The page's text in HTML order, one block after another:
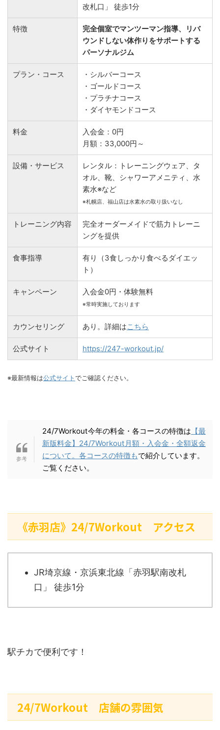
改札口」 徒歩1分
特徴
完全個室でマンツーマン指導、リバ
ウンドしない体作りをサポートする
パーソナルジム
プラン・コース
・シルバーコース
・ゴールドコース
・プラチナコース
・ダイヤモンドコース
料金
入会金：0円
月額：33,000円～
設備・サービス
レンタル：トレーニングウェア、タ
オル、靴、シャワーアメニティ、水
素水※など
※札幌店、福山店は水素水の取り扱いなし
トレーニング内容
完全オーダーメイドで筋力トレーニ
ングを提供
食事指導
有り（3食しっかり食べるダイエッ
ト）
キャンペーン 入会金0円・体験無料
※常時実施しております
カウンセリング あり。詳細はこちら
公式サイト https://247-workout.jp/
※最新情報は公式サイト でご確認ください。
24/7Workout今年の料金・各コースの特徴は 【最
新版料金】24/7Workout月額・入会金・全額返金
について。各コースの特徴もで紹介しています。
ご覧ください。
《赤羽店》24/7Workout アクセス
JR埼京線・京浜東北線「赤羽駅南改札
口」 徒歩1分
駅チカで便利です！
24/7Workout 店舗の雰囲気